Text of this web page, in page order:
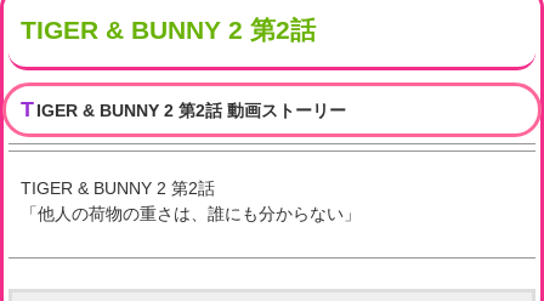
TIGER & BUNNY 2 第2話
TIGER & BUNNY 2 第2話 動画ストーリー
TIGER & BUNNY 2 第2話
「他人の荷物の重さは、誰にも分からない 」